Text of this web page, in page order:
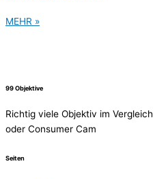
MEHR »
99 Objektive
Richtig viele Objektiv im
oder Consumer Cam
Seiten